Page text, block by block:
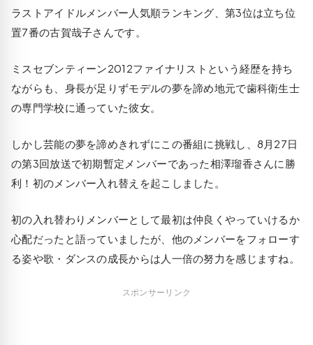
ラストアイドルメンバー人気順ランキング、第3位は立ち位
置7番の古賀哉子さんです。
ミスセブンティーン2012ファイナリストという経歴を持ち
ながらも、身長が足りずモデルの夢を諦め地元で歯科衛生士
の専門学校に通っていた彼女。
しかし芸能の夢を諦めきれずにこの番組に挑戦し、8月27日
の第3回放送で初期暫定メンバーであった相澤瑠香さんに勝
利！初のメンバー入れ替えを起こしました。
初の入れ替わりメンバーとして最初は仲良くやっていけるか
心配だったと語っていましたが、他のメンバーをフォローす
る姿や歌・ダンスの成長からは人一倍の努力を感じますね。
スポンサーリンク